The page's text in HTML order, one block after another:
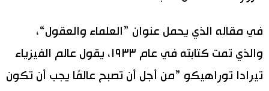
في مقاله الذي يحمل عنوان ”العلماء والعقول“،
والذي تمت كتابته في عام ١٩٣٣، يقول عالم الفيزياء
تيرادا توراهيكو ”من أجل أن تصبح عالمًا يجب أن تكون